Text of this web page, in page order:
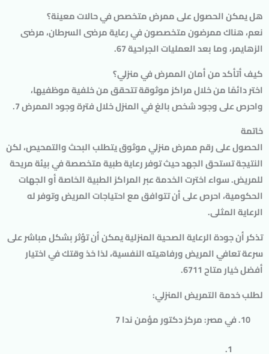
هل يمكن الحصول على ممرض متخصص في حالات معينة؟
نعم، هناك ممرضون متخصصون في رعاية مرضى السرطان، مرضى
الزهايمر، وما بعد العمليات الجراحية 67.
كيف أتأكد من أمان الممرض في منزلي؟
اختر دائمًا من خلال مراكز موثوقة تتحقق من خلفية موظفيها،
واحرص على وجود شخص بالغ في المنزل خلال فترة وجود الممرض 7.
خاتمة
الحصول على رقم ممرض منزلي موثوق يتطلب البحث والتمحيص، لكن
النتيجة تستحق الجهد حيث توفر رعاية طبية متخصصة في بيئة مريحة
للمريض. سواء اخترت الخدمة عبر المراكز الطبية الخاصة أو الجهات
الحكومية، احرص على أن تتوافق مع احتياجات المريض وتوفر له
الرعاية المثلى.
تذكر أن جودة الرعاية الصحية المنزلية يمكن أن تؤثر بشكل مباشر على
سرعة تعافي المريض ورفاهيته النفسية، لذا خذ وقتك في اختيار
أفضل خيار متاح 6711.
لطلب خدمة التمريض المنزلي:
في مصر: مركز دكتور مؤمن ندا 7